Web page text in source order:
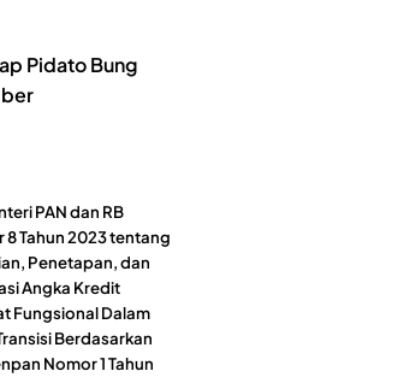
Pidato Bung
PAN dan RB
8 Tahun 2023 tentang
Penetapan, dan
Angka Kredit
Fungsional Dalam
Berdasarkan
Nomor 1 Tahun